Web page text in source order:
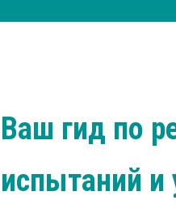
Ваш гид по
испытаний и